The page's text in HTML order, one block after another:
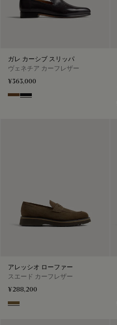
ガレ カーシブ スリッパ
ヴェネチア カーフレザー
¥363,000
Tobacco Bis
Nero Grigio
アレッシオ ローファー
スエード カーフレザー
¥288,200
Kaki